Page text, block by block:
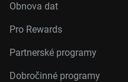
Obnova dat
Pro Rewards
Partnerské programy
Dobročinné programy